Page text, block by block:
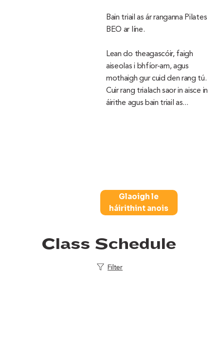
Bain triail as ár ranganna Pilates
BEO ar líne.
Lean do theagascóir, faigh
aiseolas i bhfíor-am, agus
mothaigh gur cuid den rang tú.
Cuir rang trialach saor in aisce in
áirithe agus bain triail as...
Glaoigh le
háirithint anois
Class Schedule
Filter